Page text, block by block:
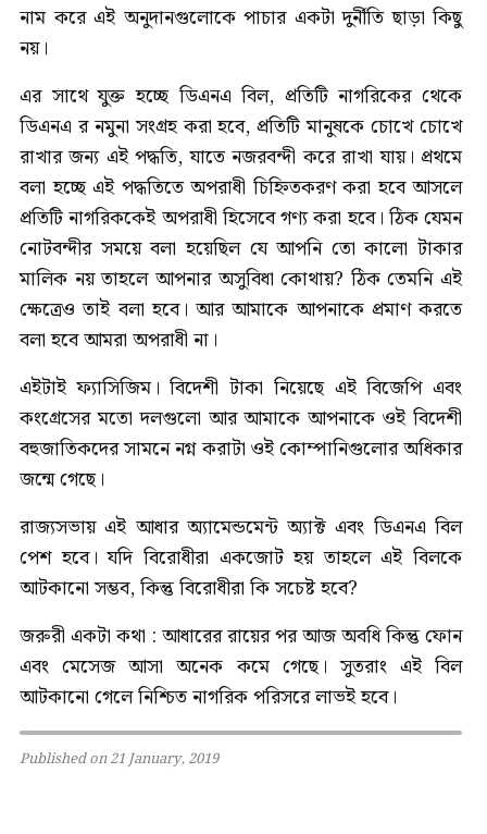
নাম করে এই অনুদানগুলোকে পাচার একটা দুর্নীতি ছাড়া কিছু
নয়।
এর সাথে যুক্ত হচ্ছে ডিএনএ বিল, প্রতিটি নাগরিকের থেকে
ডিএনএ র নমুনা সংগ্রহ করা হবে, প্রতিটি মানুষকে চোখে চোখে
রাখার জন্য এই পদ্ধতি, যাতে নজরবন্দী করে রাখা যায়। প্রথমে
বলা হচ্ছে এই পদ্ধতিতে অপরাধী চিহ্নিতকরণ করা হবে আসলে
প্রতিটি নাগরিককেই অপরাধী হিসেবে গণ্য করা হবে। ঠিক যেমন
নোটবন্দীর সময়ে বলা হয়েছিল যে আপনি তো কালো টাকার
মালিক নয় তাহলে আপনার অসুবিধা কোথায়? ঠিক তেমনি এই
ক্ষেত্রেও তাই বলা হবে। আর আমাকে আপনাকে প্রমাণ করতে
বলা হবে আমরা অপরাধী না।
এইটাই ফ্যাসিজিম। বিদেশী টাকা নিয়েছে এই বিজেপি এবং
কংগ্রেসের মতো দলগুলো আর আমাকে আপনাকে ওই বিদেশী
বহুজাতিকদের সামনে নগ্ন করাটা ওই কোম্পানিগুলোর অধিকার
জন্মে গেছে।
রাজ্যসভায় এই আধার অ্যামেন্ডমেন্ট অ্যাক্ট এবং ডিএনএ বিল
পেশ হবে। যদি বিরোধীরা একজোট হয় তাহলে এই বিলকে
আটকানো সম্ভব, কিন্তু বিরোধীরা কি সচেষ্ট হবে?
জরুরী একটা কথা : আধারের রায়ের পর আজ অবধি কিন্তু ফোন
এবং মেসেজ আসা অনেক কমে গেছে। সুতরাং এই বিল
আটকানো গেলে নিশ্চিত নাগরিক পরিসরে লাভই হবে।
Published on 21 January, 2019